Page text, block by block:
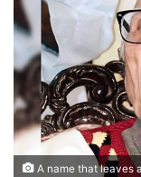
A name that leaves